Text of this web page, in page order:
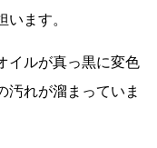
ます。
イルが真っ黒に変色
汚れが溜まっていま